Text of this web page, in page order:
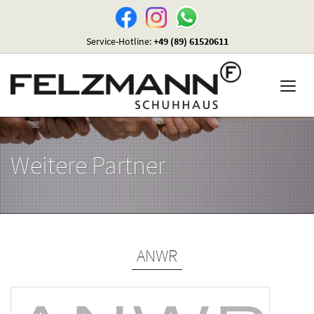
Service-Hotline:+49 (89) 61520611
Weitere Partner
ANWR